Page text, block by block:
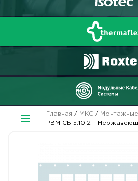
Главная / МКС/
РВМ СБ 5.10.2 –